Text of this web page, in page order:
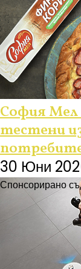
София
тестени
30 Юни
Спонсорирано